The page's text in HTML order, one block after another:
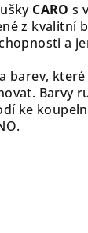
CARO s
z kvalitní
a
barev,
Barvy
ke